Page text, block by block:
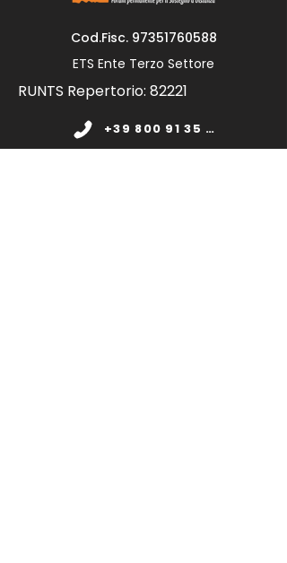
Cod.Fisc. 97351760588
ETS Ente Terzo Settore
RUNTS Repertorio: 82221
+39 800 91 35 11